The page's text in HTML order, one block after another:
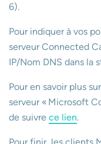
6).
Pour indiquer à vos
serveur Connected
IP/Nom DNS dans la
Pour en savoir plus
serveur « Microsoft
de suivre ce lien.